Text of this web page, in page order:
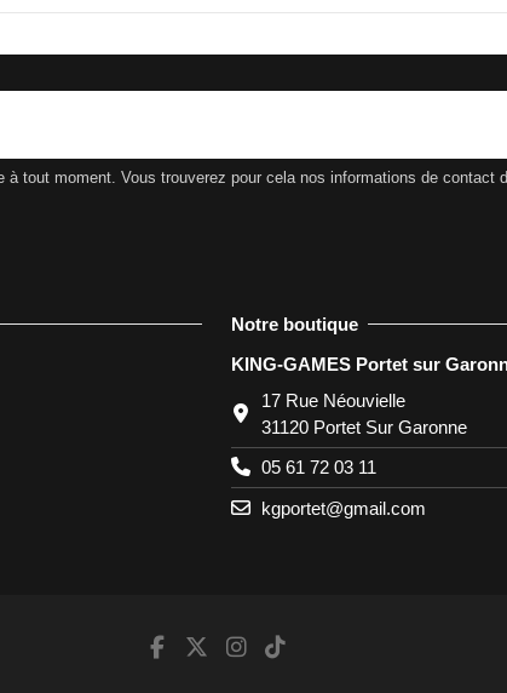
à tout moment. Vous trouverez pour cela nos informations de contact
Notre boutique
KING-GAMES Portet sur
17 Rue Néouvielle
31120 Portet Sur Garonne
05 61 72 03 11
kgportet@gmail.com